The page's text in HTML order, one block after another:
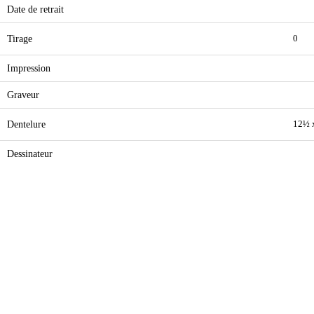
Date de retrait
Tirage 0
Impression
Graveur
Dentelure 12½
Dessinateur